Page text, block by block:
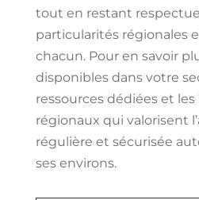
tout en restant
particularités régionales
chacun. Pour en savoir
disponibles dans votre
ressources dédiées et
régionaux qui valorisent
régulière et sécurisée
ses environs.